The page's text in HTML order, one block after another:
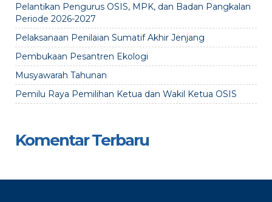
Pelantikan Pengurus OSIS, MPK, dan Badan Pangkalan
Periode 2026-2027
Pelaksanaan Penilaian Sumatif Akhir Jenjang
Pembukaan Pesantren Ekologi
Musyawarah Tahunan
Pemilu Raya Pemilihan Ketua dan Wakil Ketua OSIS
Komentar Terbaru